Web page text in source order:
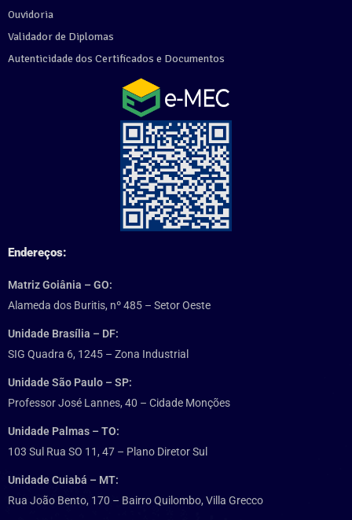
Ouvidoria
Validador de Diplomas
Autenticidade dos Certificados e Documentos
Endereços:
Matriz Goiânia – GO:
Alameda dos Buritis, nº 485 – Setor Oeste
Unidade Brasília – DF:
SIG Quadra 6, 1245 – Zona Industrial
Unidade São Paulo – SP:
Professor José Lannes, 40 – Cidade Monções
Unidade Palmas – TO:
103 Sul Rua SO 11, 47 – Plano Diretor Sul
Unidade Cuiabá – MT:
Rua João Bento, 170 – Bairro Quilombo, Villa Grecco